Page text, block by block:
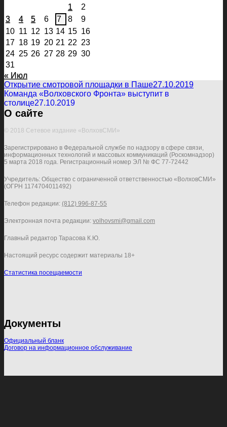
1
2
3
4 5 6 7 8
9
10 11 12 13 14 15 16
17 18 19 20 21 22 23
24 25 26 27 28 29 30
31
« Июл
Открытие смотровой площадки в Паше27.10.2019
Команда «Волховского Фронта» выступит в
столице27.10.2019
О сайте
© 2018 Сетевое издание «ВолховСМИ»
Зарегистрировано в Федеральной службе по надзору в сфере связи,
информационных технологий и массовых коммуникаций (Роскомнадзор)
5 марта 2018 года. Регистрационный номер ЭЛ № ФС 77-72442
Учредитель: Общество с ограниченной ответственностью «ВолховСМИ»
(ОГРН 1174704011492)
Телефон редакции: (812) 996-87-55
Электронная почта редакции: volhovsmi@gmail.com
Главный редактор Тарасова К.Ю.
Настоящий ресурс содержит материалы 18+
Статистика посещаемости
Документы
Официальный бланк
Договор на информационное обслуживание